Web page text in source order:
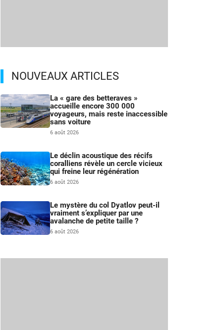
NOUVEAUX ARTICLES
La « gare des betteraves »
accueille encore 300 000
voyageurs, mais reste inaccessible
sans voiture
6 août 2026
Le déclin acoustique des récifs
coralliens révèle un cercle vicieux
qui freine leur régénération
6 août 2026
Le mystère du col Dyatlov peut-il
vraiment s’expliquer par une
avalanche de petite taille ?
6 août 2026